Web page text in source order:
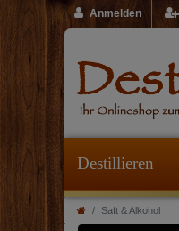
Anmelden
Destillieren
Saft & Alkohol